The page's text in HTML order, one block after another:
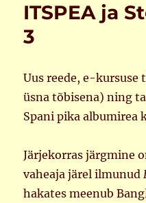
ITSPEA ja
3
Uus reede, e-kursuse
üsna tõbisena) ning
Spani pika albumirea
Järjekorras järgmine
vaheaja järel ilmunud
hakates meenub